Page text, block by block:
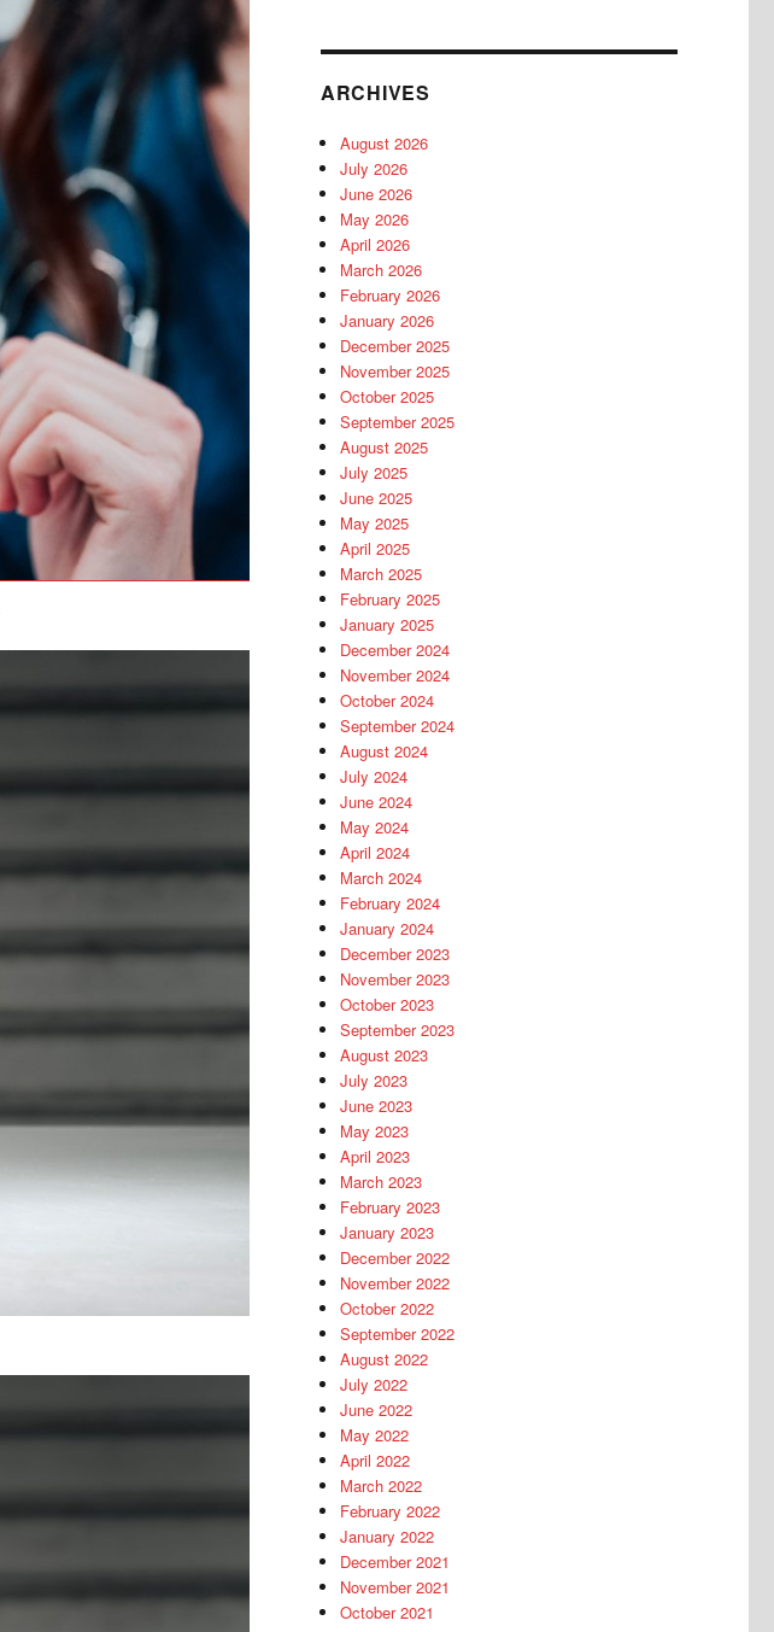
ARCHIVES
August 2026
July 2026
June 2026
May 2026
April 2026
March 2026
February 2026
January 2026
December 2025
November 2025
October 2025
September 2025
August 2025
July 2025
June 2025
May 2025
April 2025
March 2025
February 2025
January 2025
December 2024
November 2024
October 2024
September 2024
August 2024
July 2024
June 2024
May 2024
April 2024
March 2024
February 2024
January 2024
December 2023
November 2023
October 2023
September 2023
August 2023
July 2023
June 2023
May 2023
April 2023
March 2023
February 2023
January 2023
December 2022
November 2022
October 2022
September 2022
August 2022
July 2022
June 2022
May 2022
April 2022
March 2022
February 2022
January 2022
December 2021
November 2021
October 2021